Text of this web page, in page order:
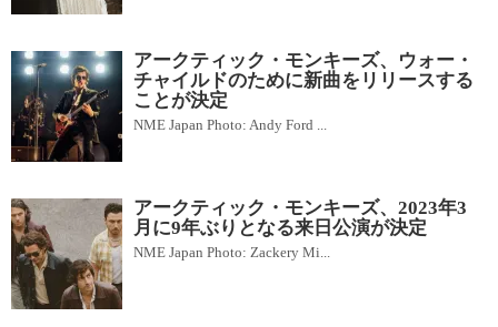
アークティック・モンキーズ、ウォー・
チャイルドのために新曲をリリースする
ことが決定
NME Japan Photo: Andy Ford ...
アークティック・モンキーズ、2023年3
月に9年ぶりとなる来日公演が決定
NME Japan Photo: Zackery Mi...